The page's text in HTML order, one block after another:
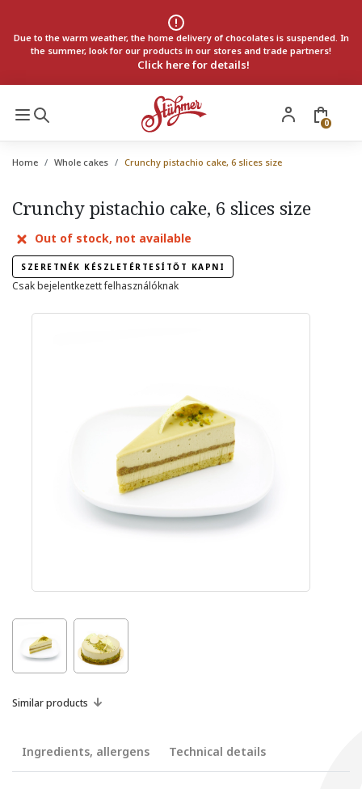
Due to the warm weather, the home delivery of chocolates is suspended. In
the summer, look for our products in our stores and trade partners!
Click here for details!
0
Home Whole cakes Crunchy pistachio cake, 6 slices size
Crunchy pistachio cake, 6 slices size
Out of stock, not available
SZERETNÉK KÉSZLETÉRTESÍTŐT KAPNI
Csak bejelentkezett felhasználóknak
Similar products
Ingredients, allergens Technical details